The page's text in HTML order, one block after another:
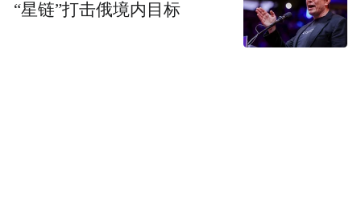
“星链”打击俄境内目标